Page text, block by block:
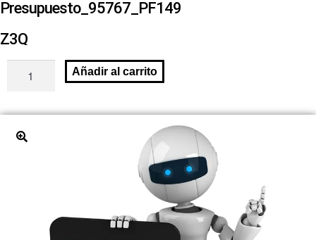
Presupuesto_95767_PF149
Z3Q
Añadir al carrito